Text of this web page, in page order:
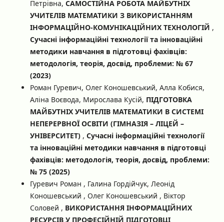
Петрівна, САМОСТІЙНА РОБОТА МАЙБУТНІХ
УЧИТЕЛІВ МАТЕМАТИКИ З ВИКОРИСТАННЯМ
ІНФОРМАЦІЙНО-КОМУНІКАЦІЙНИХ ТЕХНОЛОГІЙ ,
Сучасні інформаційні технології та інноваційні
методики навчання в підготовці фахівців:
методологія, теорія, досвід, проблеми: № 67
(2023)
Роман Гуревич, Олег Коношевський, Алла Кобися,
Аліна Воєвода, Мирослава Кусій, ПІДГОТОВКА
МАЙБУТНІХ УЧИТЕЛІВ МАТЕМАТИКИ В СИСТЕМІ
НЕПЕРЕРВНОЇ ОСВІТИ (ГІМНАЗІЯ – ЛІЦЕЙ –
УНІВЕРСИТЕТ) , Сучасні інформаційні технології
та інноваційні методики навчання в підготовці
фахівців: методологія, теорія, досвід, проблеми:
№ 75 (2025)
Гуревич Роман , Галина Гордійчук, Леонід
Коношевський , Олег Коношевський , Віктор
Соловей , ВИКОРИСТАННЯ ІНФОРМАЦІЙНИХ
РЕСУРСІВ У ПРОФЕСІЙНІЙ ПІДГОТОВЦІ